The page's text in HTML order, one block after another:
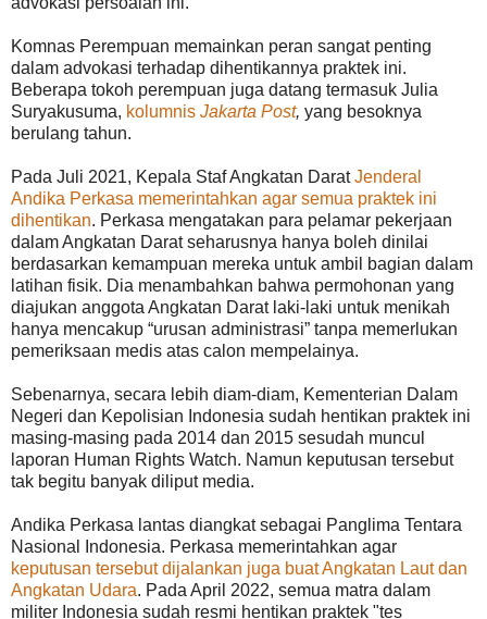
Komnas Perempuan memainkan peran sangat penting
dalam advokasi terhadap dihentikannya praktek ini.
Beberapa tokoh perempuan juga datang termasuk Julia
Suryakusuma, kolumnis Jakarta Post, yang besoknya
berulang tahun.
Pada Juli 2021, Kepala Staf Angkatan DaratJenderal
Andika Perkasa memerintahkan agar semua praktek ini
dihentikan. Perkasa mengatakan para pelamar pekerjaan
dalam Angkatan Darat seharusnya hanya boleh dinilai
berdasarkan kemampuan mereka untuk ambil bagian dalam
latihan fisik. Dia menambahkan bahwa permohonan yang
diajukan anggota Angkatan Darat laki-laki untuk menikah
hanya mencakup “urusan administrasi” tanpa memerlukan
pemeriksaan medis atas calon mempelainya.
Sebenarnya, secara lebih diam-diam, Kementerian Dalam
Negeri dan Kepolisian Indonesia sudah hentikan praktek ini
masing-masing pada 2014 dan 2015 sesudah muncul
laporan Human Rights Watch. Namun keputusan tersebut
tak begitu banyak diliput media.
Andika Perkasa lantas diangkat sebagai Panglima Tentara
Nasional Indonesia. Perkasa memerintahkan agar
keputusan tersebut dijalankan juga buat Angkatan Laut dan
Angkatan Udara. Pada April 2022, semua matra dalam
militer Indonesia sudah resmi hentikan praktek "tes